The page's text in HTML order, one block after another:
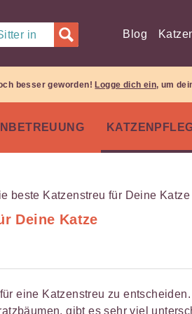
in Blog
besser geworden!Logge dich ein, um
Deine Katze
eine Katzenstreu zu
gibt es sehr viel